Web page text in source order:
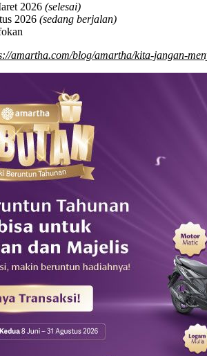
2026 (selesai)
2026 (sedang berjalan)
amartha.com/blog/amartha/kita-jangan-